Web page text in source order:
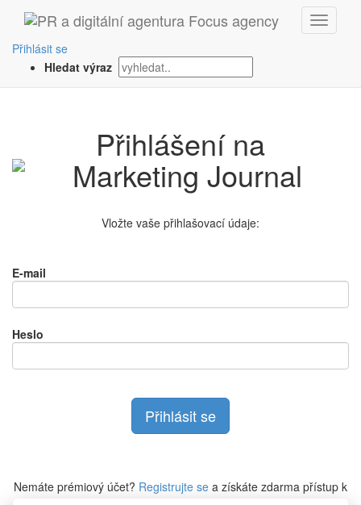
Přihlásit se
Hledat výraz
Přihlášení na
Vložte vaše přihlašovací údaje:
E-mail
Heslo
Nemáte prémiový účet? Registrujte se a získáte zdarma přístup k